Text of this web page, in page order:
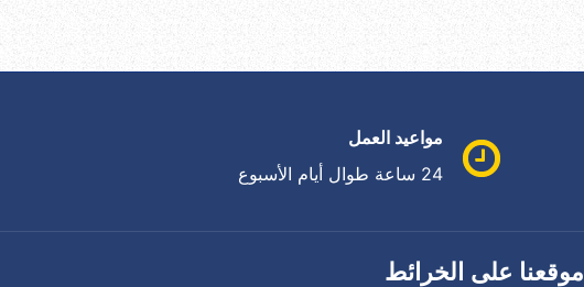
مواعيد العمل
24 ساعة طوال أيام الأسبوع
موقعنا على الخرائط